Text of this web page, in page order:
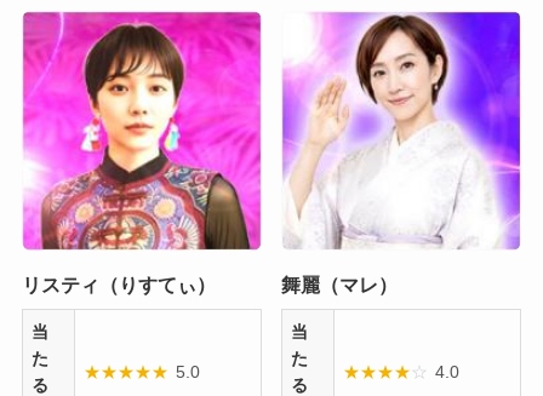
リスティ（りすてぃ）
当
た
る
★★★★★ 5.0
舞麗（マレ）
当
た
る
★★★★☆ 4.0